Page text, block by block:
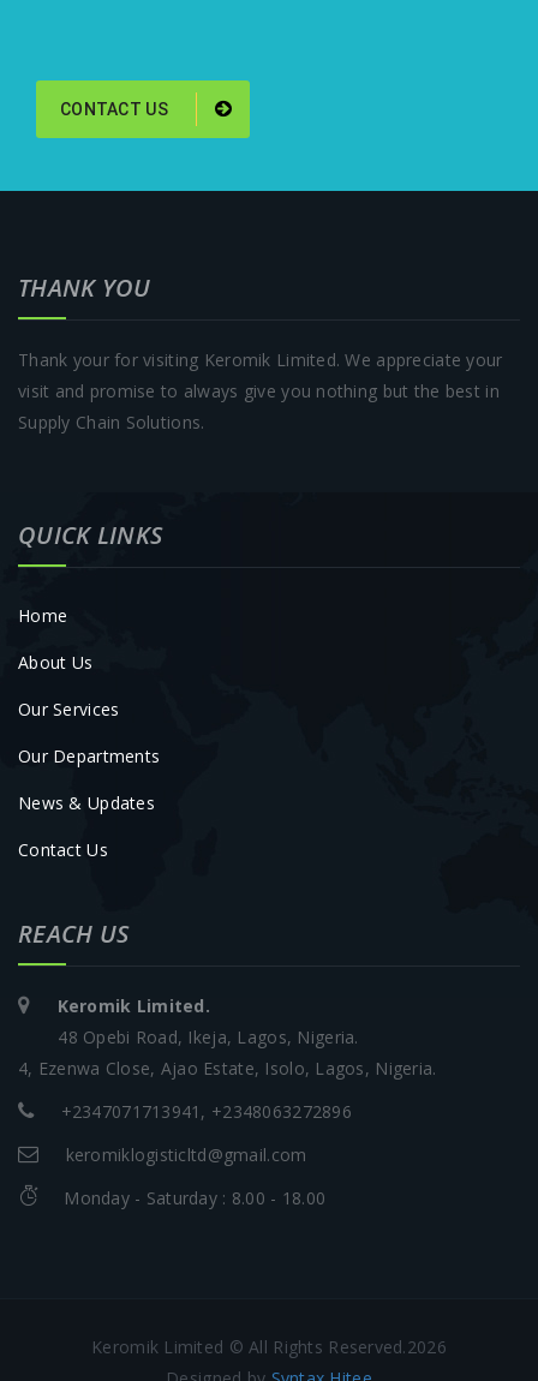
CONTACT US
THANK YOU
Thank your for visiting Keromik Limited. We appreciate your
visit and promise to always give you nothing but the best in
Supply Chain Solutions.
QUICK LINKS
Home
About Us
Our Services
Our Departments
News & Updates
Contact Us
REACH US
Keromik Limited.
48 Opebi Road, Ikeja, Lagos, Nigeria.
4, Ezenwa Close, Ajao Estate, Isolo, Lagos, Nigeria.
+2347071713941, +2348063272896
keromiklogisticltd@gmail.com
Monday - Saturday : 8.00 - 18.00
Keromik Limited © All Rights Reserved.2026